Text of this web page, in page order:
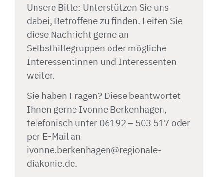
Unsere Bitte: Unterstützen Sie uns
dabei, Betroffene zu finden. Leiten Sie
diese Nachricht gerne an
Selbsthilfegruppen oder mögliche
Interessentinnen und Interessenten
weiter.
Sie haben Fragen? Diese beantwortet
Ihnen gerne Ivonne Berkenhagen,
telefonisch unter 06192 – 503 517 oder
per E-Mail an
ivonne.berkenhagen@regionale-
diakonie.de.